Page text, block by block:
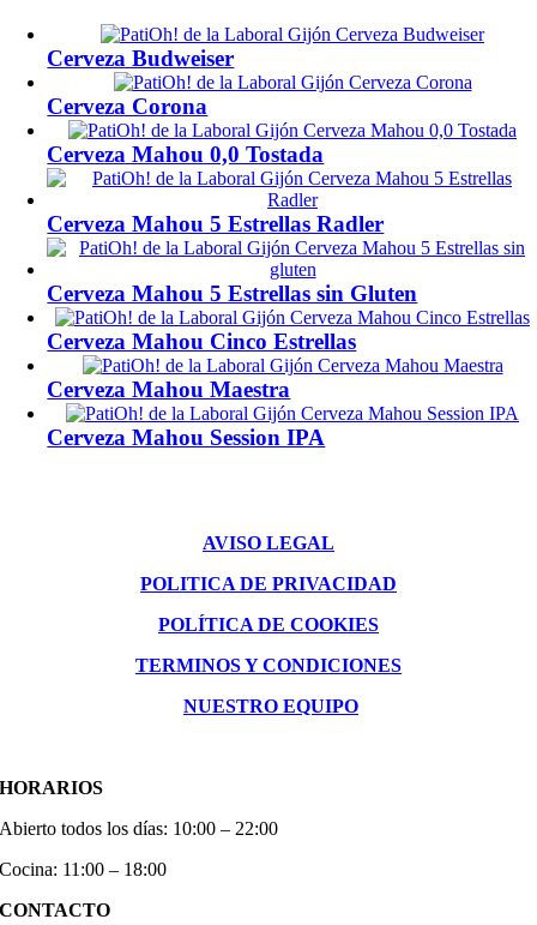
Cerveza Budweiser
Cerveza Corona
Cerveza Mahou 0,0 Tostada
Cerveza Mahou 5 Estrellas Radler
Cerveza Mahou 5 Estrellas sin Gluten
Cerveza Mahou Cinco Estrellas
Cerveza Mahou Maestra
Cerveza Mahou Session IPA
AVISO LEGAL
POLITICA DE PRIVACIDAD
POLÍTICA DE COOKIES
TERMINOS Y CONDICIONES
NUESTRO EQUIPO
HORARIOS
Abierto todos los días: 10:00 – 22:00
Cocina: 11:00 – 18:00
CONTACTO